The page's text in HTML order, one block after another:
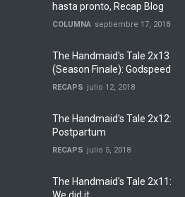
hasta pronto, Recap Blog
COLUMNA septiembre 17, 2018
The Handmaid's Tale 2x13
(Season Finale): Godspeed
RECAPS julio 12, 2018
The Handmaid's Tale 2x12:
Postpartum
RECAPS julio 5, 2018
The Handmaid's Tale 2x11: